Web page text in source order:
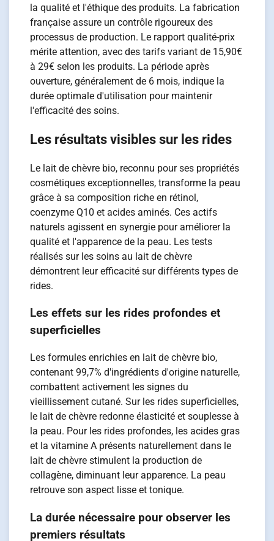
la qualité et l'éthique des produits. La fabrication
française assure un contrôle rigoureux des
processus de production. Le rapport qualité-prix
mérite attention, avec des tarifs variant de 15,90€
à 29€ selon les produits. La période après
ouverture, généralement de 6 mois, indique la
durée optimale d'utilisation pour maintenir
l'efficacité des soins.
Les résultats visibles sur les rides
Le lait de chèvre bio, reconnu pour ses propriétés
cosmétiques exceptionnelles, transforme la peau
grâce à sa composition riche en rétinol,
coenzyme Q10 et acides aminés. Ces actifs
naturels agissent en synergie pour améliorer la
qualité et l'apparence de la peau. Les tests
réalisés sur les soins au lait de chèvre
démontrent leur efficacité sur différents types de
rides.
Les effets sur les rides profondes et
superficielles
Les formules enrichies en lait de chèvre bio,
contenant 99,7% d'ingrédients d'origine naturelle,
combattent activement les signes du
vieillissement cutané. Sur les rides superficielles,
le lait de chèvre redonne élasticité et souplesse à
la peau. Pour les rides profondes, les acides gras
et la vitamine A présents naturellement dans le
lait de chèvre stimulent la production de
collagène, diminuant leur apparence. La peau
retrouve son aspect lisse et tonique.
La durée nécessaire pour observer les
premiers résultats